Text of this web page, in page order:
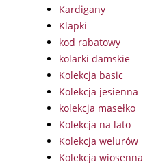
Kardigany
Klapki
kod rabatowy
kolarki damskie
Kolekcja basic
Kolekcja jesienna
kolekcja masełko
Kolekcja na lato
Kolekcja welurów
Kolekcja wiosenna